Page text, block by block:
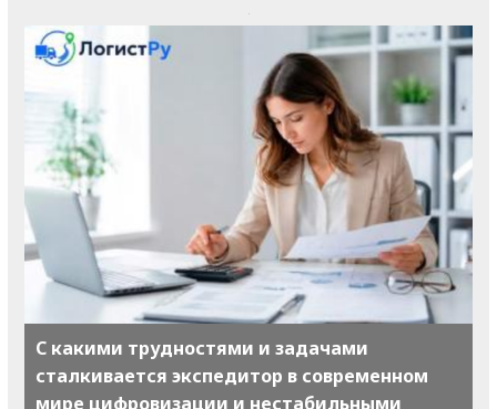
С какими трудностями и задачами
сталкивается экспедитор в современном
мире цифровизации и нестабильными